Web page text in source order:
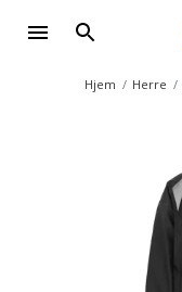
Hjem Herre